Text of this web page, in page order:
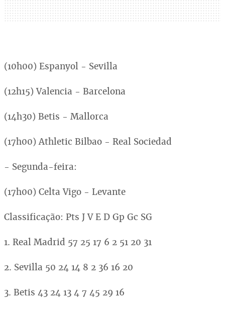
(10h00) Espanyol - Sevilla
(12h15) Valencia - Barcelona
(14h30) Betis - Mallorca
(17h00) Athletic Bilbao - Real Sociedad
- Segunda-feira:
(17h00) Celta Vigo - Levante
Classificação: Pts J V E D Gp Gc SG
1. Real Madrid 57 25 17 6 2 51 20 31
2. Sevilla 50 24 14 8 2 36 16 20
3. Betis 43 24 13 4 7 45 29 16